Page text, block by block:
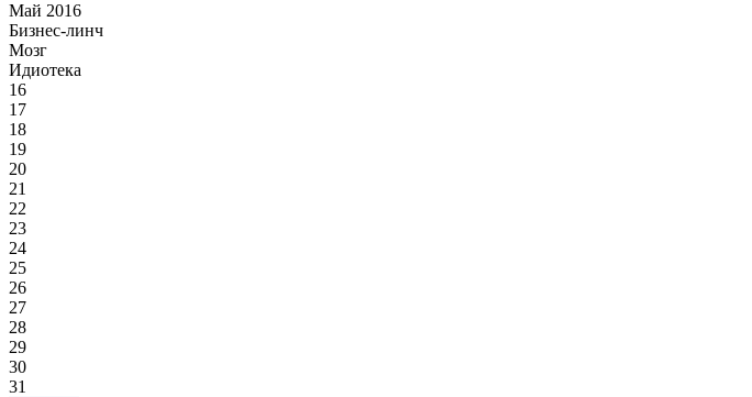
Май 2016
Бизнес-линч
Мозг
Идиотека
16
17
18
19
20
21
22
23
24
25
26
27
28
29
30
31